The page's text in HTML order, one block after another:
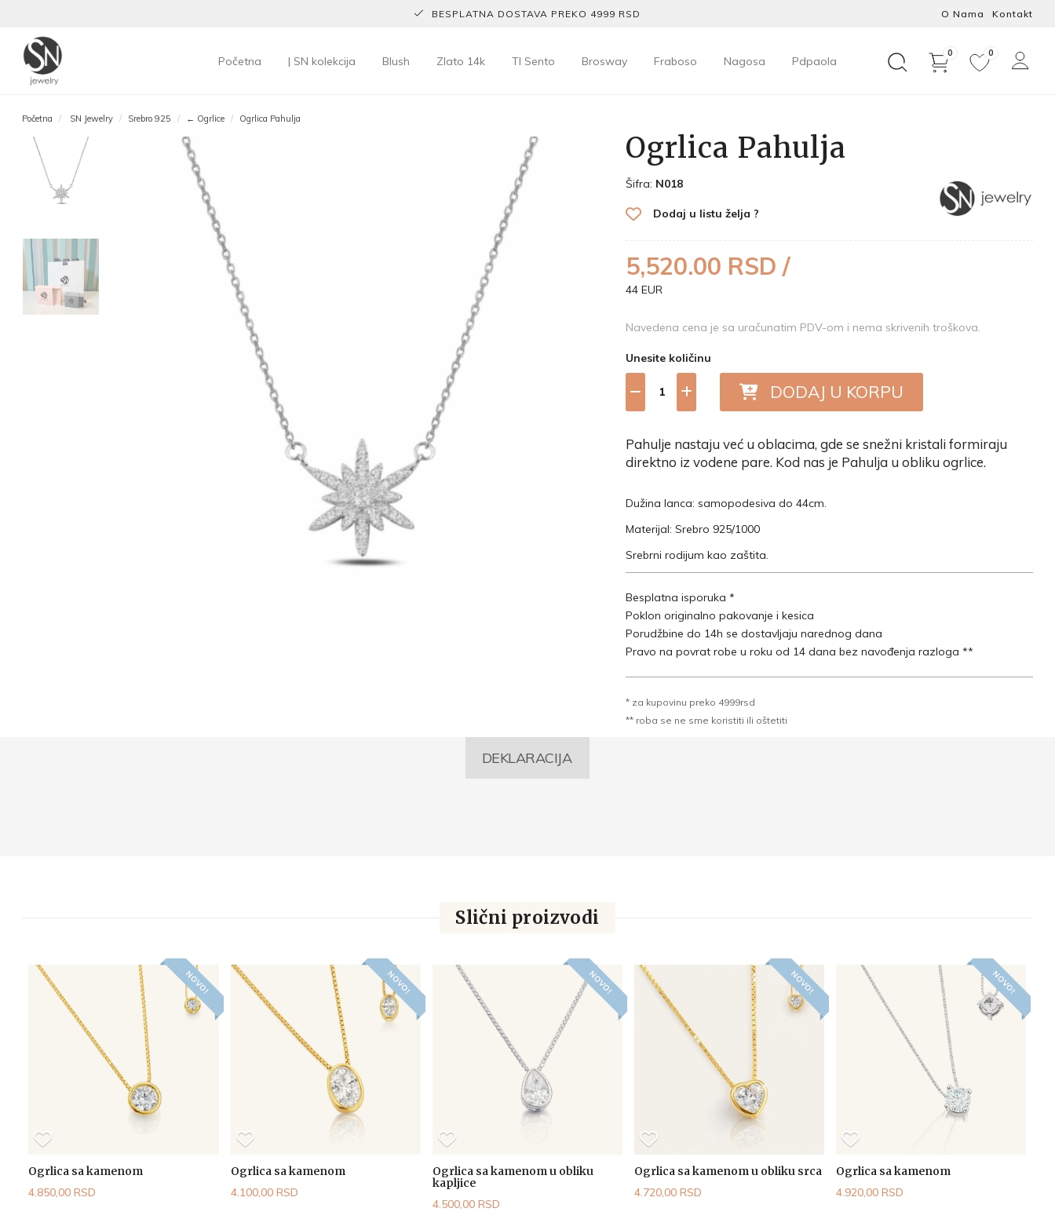
BESPLATNA DOSTAVA PREKO 4999 RSD O Nama Kontakt
Početna | SN kolekcija Blush Zlato 14k TI Sento Brosway Fraboso Nagosa Pdpaola
0 0
Početna SN Jewelry Srebro 925 ← Ogrlice Ogrlica Pahulja
Ogrlica Pahulja
Šifra: N018
Dodaj u listu želja ?
5,520.00 RSD /
44 EUR
Navedena cena je sa uračunatim PDV-om i nema skrivenih troškova.
Unesite količinu
DODAJ U KORPU
Pahulje nastaju već u oblacima, gde se snežni kristali formiraju
direktno iz vodene pare. Kod nas je Pahulja u obliku ogrlice.
Dužina lanca: samopodesiva do 44cm.
Materijal: Srebro 925/1000
Srebrni rodijum kao zaštita.
Besplatna isporuka *
Poklon originalno pakovanje i kesica
Porudžbine do 14h se dostavljaju narednog dana
Pravo na povrat robe u roku od 14 dana bez navođenja razloga **
* za kupovinu preko 4999rsd
** roba se ne sme koristiti ili oštetiti
DEKLARACIJA
Slični proizvodi
NOVO!
Ogrlica sa kamenom
4.850,00 RSD
NOVO!
Ogrlica sa kamenom
4.100,00 RSD
NOVO!
Ogrlica sa kamenom u obliku
kapljice
4.500,00 RSD
NOVO!
Ogrlica sa kamenom u obliku srca
4.720,00 RSD
NOVO!
Ogrlica sa kamenom
4.920,00 RSD